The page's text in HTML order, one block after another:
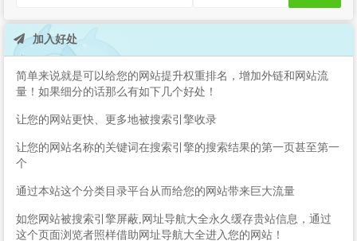
加入好处
简单来说就是可以给您的网站提升权重排名，增加外链和网站流
量！如果细分的话那么有如下几个好处！
让您的网站更快、更多地被搜索引擎收录
让您的网站名称的关键词在搜索引擎的搜索结果的第一页甚至第一
个
通过本站这个分类目录平台从而给您的网站带来巨大流量
如您网站被搜索引擎屏蔽,网址导航大全永久缓存贵站信息，通过
这个页面浏览者照样借助网址导航大全进入您的网站！